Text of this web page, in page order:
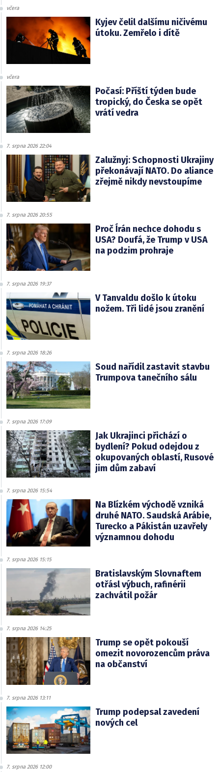
včera
Kyjev čelil dalšímu ničivému
útoku. Zemřelo i dítě
včera
Počasí: Příští týden bude
tropický, do Česka se opět
vrátí vedra
7. srpna 2026 22:04
Zalužnyj: Schopnosti Ukrajiny
překonávají NATO. Do aliance
zřejmě nikdy nevstoupíme
7. srpna 2026 20:55
Proč Írán nechce dohodu s
USA? Doufá, že Trump v USA
na podzim prohraje
7. srpna 2026 19:37
V Tanvaldu došlo k útoku
nožem. Tři lidé jsou zranění
7. srpna 2026 18:26
Soud nařídil zastavit stavbu
Trumpova tanečního sálu
7. srpna 2026 17:09
Jak Ukrajinci přichází o
bydlení? Pokud odejdou z
okupovaných oblastí, Rusové
jim dům zabaví
7. srpna 2026 15:54
Na Blízkém východě vzniká
druhé NATO. Saudská Arábie,
Turecko a Pákistán uzavřely
významnou dohodu
7. srpna 2026 15:15
Bratislavským Slovnaftem
otřásl výbuch, rafinérii
zachvátil požár
7. srpna 2026 14:25
Trump se opět pokouší
omezit novorozencům práva
na občanství
7. srpna 2026 13:11
Trump podepsal zavedení
nových cel
7. srpna 2026 12:00